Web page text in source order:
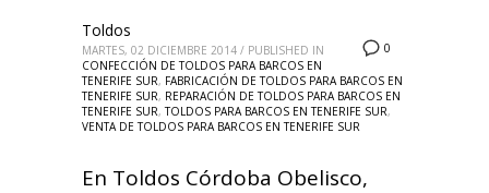
0
Toldos
MARTES, 02 DICIEMBRE 2014 / PUBLISHED IN
CONFECCIÓN DE TOLDOS PARA BARCOS EN
TENERIFE SUR, FABRICACIÓN DE TOLDOS PARA BARCOS EN
TENERIFE SUR, REPARACIÓN DE TOLDOS PARA BARCOS EN
TENERIFE SUR,TOLDOS PARA BARCOS EN TENERIFE SUR,
VENTA DE TOLDOS PARA BARCOS EN TENERIFE SUR
En Toldos Córdoba Obelisco,